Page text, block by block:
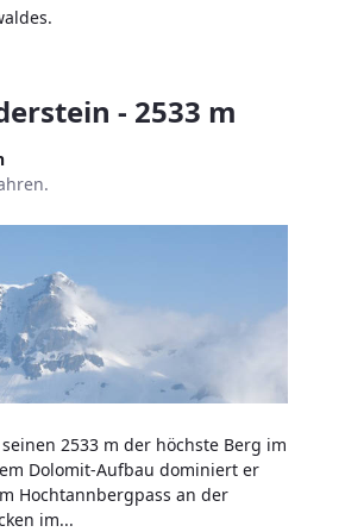
- 2533 m
2533 m der höchste Berg im
Dolomit-Aufbau dominiert er
Hochtannbergpass an der
im...